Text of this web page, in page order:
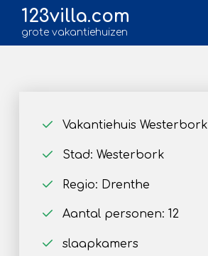
123villa.com
grote vakantiehuizen
Vakantiehuis Westerbork
Stad: Westerbork
Regio: Drenthe
Aantal personen: 12
slaapkamers